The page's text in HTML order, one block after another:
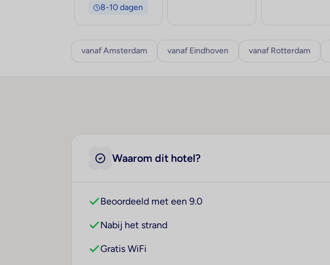
8-10 dagen
vanaf Amsterdam vanaf Eindhoven vanaf Rotterdam
Waarom dit hotel?
Beoordeeld met een 9.0
Nabij het strand
Gratis WiFi